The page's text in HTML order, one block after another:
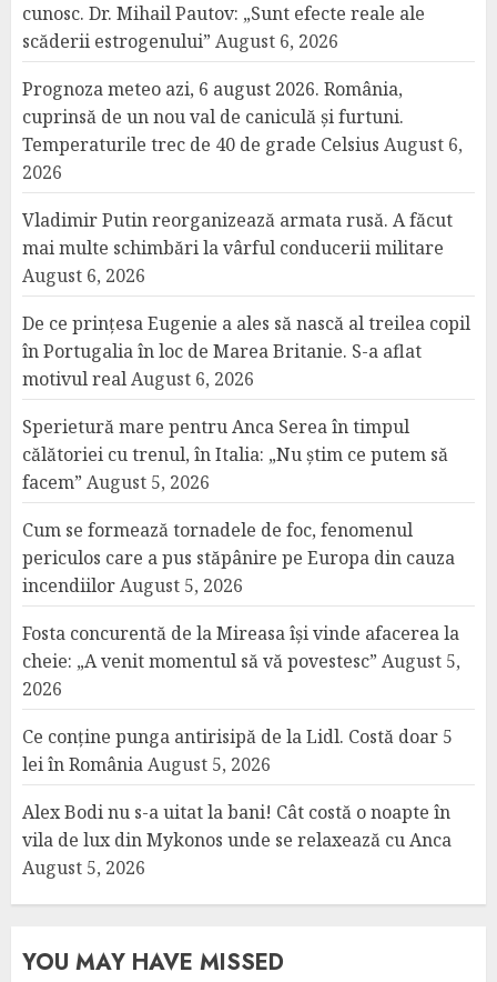
cunosc. Dr. Mihail Pautov: „Sunt efecte reale ale
scăderii estrogenului” August 6, 2026
Prognoza meteo azi, 6 august 2026. România,
cuprinsă de un nou val de caniculă și furtuni.
Temperaturile trec de 40 de grade Celsius August 6,
2026
Vladimir Putin reorganizează armata rusă. A făcut
mai multe schimbări la vârful conducerii militare
August 6, 2026
De ce prințesa Eugenie a ales să nască al treilea copil
în Portugalia în loc de Marea Britanie. S-a aflat
motivul realAugust 6, 2026
Sperietură mare pentru Anca Serea în timpul
călătoriei cu trenul, în Italia: „Nu știm ce putem să
facem” August 5, 2026
Cum se formează tornadele de foc, fenomenul
periculos care a pus stăpânire pe Europa din cauza
incendiilorAugust 5, 2026
Fosta concurentă de la Mireasa își vinde afacerea la
cheie: „A venit momentul să vă povestesc” August 5,
2026
Ce conține punga antirisipă de la Lidl. Costă doar 5
lei în RomâniaAugust 5, 2026
Alex Bodi nu s-a uitat la bani! Cât costă o noapte în
vila de lux din Mykonos unde se relaxează cu Anca
August 5, 2026
YOU MAY HAVE MISSED